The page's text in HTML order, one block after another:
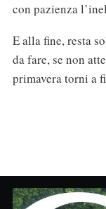
con pazienza
E alla fine, resta
da fare, se non
primavera torni a